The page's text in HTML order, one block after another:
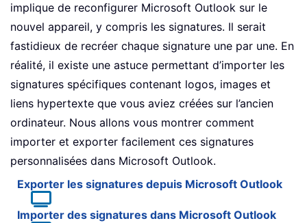
implique de reconfigurer Microsoft Outlook sur le
nouvel appareil, y compris les signatures. Il serait
fastidieux de recréer chaque signature une par une. En
réalité, il existe une astuce permettant d’importer les
signatures spécifiques contenant logos, images et
liens hypertexte que vous aviez créées sur l’ancien
ordinateur. Nous allons vous montrer comment
importer et exporter facilement ces signatures
personnalisées dans Microsoft Outlook.
Exporter les signatures depuis Microsoft Outlook
Importer des signatures dans Microsoft Outlook